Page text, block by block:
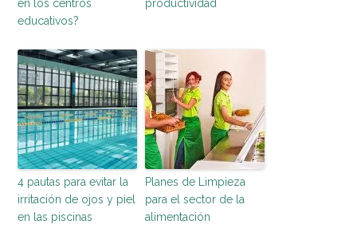
en los centros
educativos?
productividad
4 pautas para evitar la
irritación de ojos y piel
en las piscinas
Planes de Limpieza
para el sector de la
alimentación